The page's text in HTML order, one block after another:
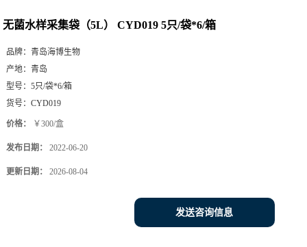
无菌水样采集袋（5L） CYD019 5只/袋*6/箱
品牌： 青岛海博生物
产地： 青岛
型号： 5只/袋*6/箱
货号： CYD019
价格： ￥300/盒
发布日期： 2022-06-20
更新日期： 2026-08-04
发送咨询信息